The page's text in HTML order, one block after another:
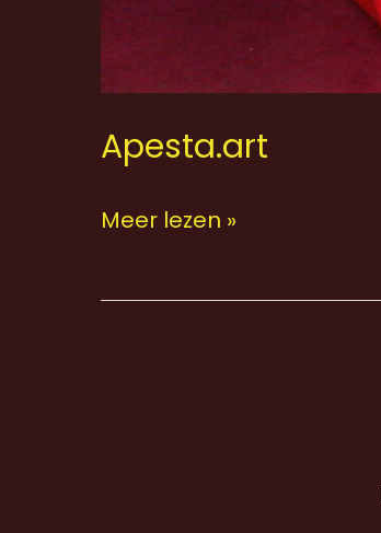
Apesta.art
Meer lezen »